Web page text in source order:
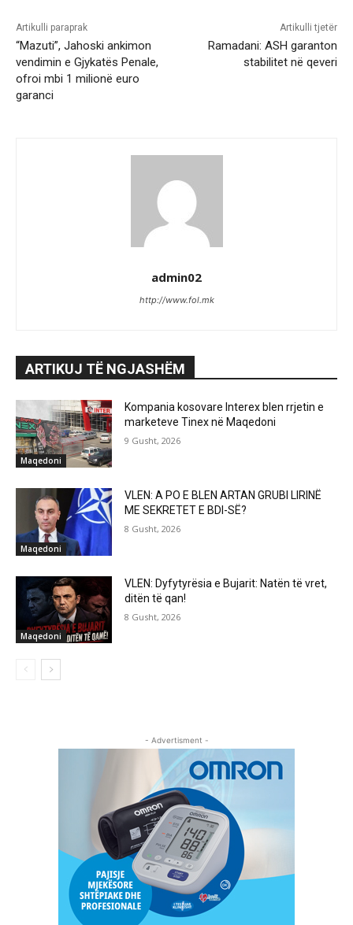
Artikulli paraprak
“Mazuti”, Jahoski ankimon
vendimin e Gjykatës Penale,
ofroi mbi 1 milionë euro
garanci
Artikulli tjetër
Ramadani: ASH garanton
stabilitet në qeveri
admin02
http://www.fol.mk
ARTIKUJ TË NGJASHËM
Maqedoni
Kompania kosovare Interex blen rrjetin e
marketeve Tinex në Maqedoni
9 Gusht, 2026
Maqedoni
VLEN: A PO E BLEN ARTAN GRUBI LIRINË
ME SEKRETET E BDI-SË?
8 Gusht, 2026
Maqedoni
VLEN: Dyfytyrësia e Bujarit: Natën të vret,
ditën të qan!
8 Gusht, 2026
- Advertisment -